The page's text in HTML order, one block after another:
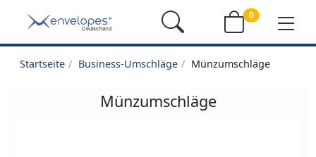
0
Startseite Business-Umschläge Münzumschläge
Münzumschläge